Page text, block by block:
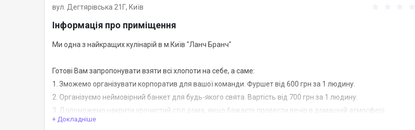
вул. Дегтярівська 21Г, Київ
Інформація про приміщення
Ми одна з найкращих кулінарій в м.Київ "Ланч Бранч"
Готові Вам запропонувати взяти всі хлопоти на себе, а саме:
1. Зможемо організувати корпоратив для вашої команди. Фуршет від 600 грн за 1 людину.
2. Організуємо неймовірний банкет для будь-якого свята. Вартість від 700 грн за 1 людину.
3. Допоможемо накрити урочистий стіл дома, якщо бажаєте провести вечір в домашній атмосфері.
4. Готові запропонувати каву-брейк, під час оренди нашої локації для власних потреб, таких як: конференція,
+ Докладніше